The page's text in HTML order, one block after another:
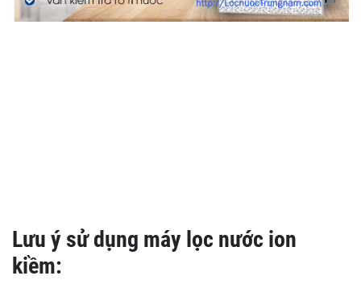
Lưu ý sử dụng máy lọc nước ion
kiềm: